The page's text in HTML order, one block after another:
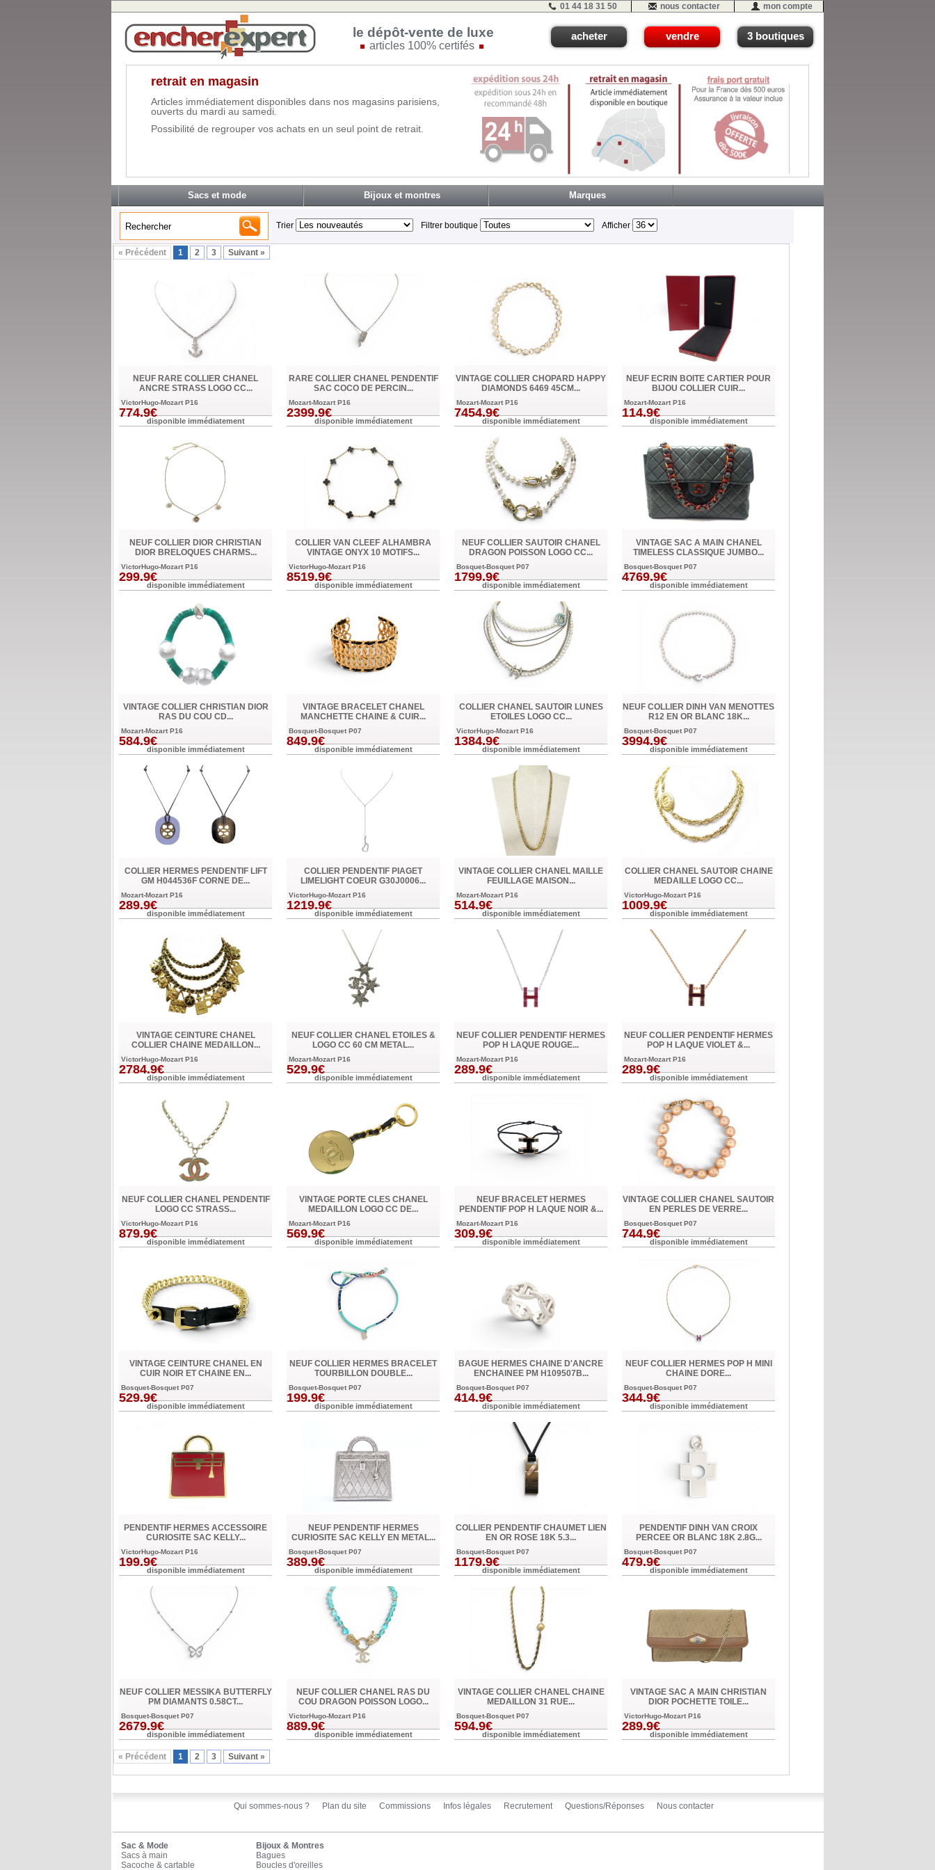
01 44 18 31 50 nous contacter mon compte
le dépôt-vente de luxe
articles 100% certifés
acheter vendre 3 boutiques
retrait en magasin
Articles immédiatement disponibles dans nos magasins parisiens,
ouverts du mardi au samedi.
Possibilité de regrouper vos achats en un seul point de retrait.
Sacs et mode Bijoux et montres Marques
Trier Filtrer boutique Afficher
« Précédent 1 2 3 Suivant »
NEUF RARE COLLIER CHANEL
ANCRE STRASS LOGO CC...
VictorHugo-Mozart P16
774.9€
disponible immédiatement
RARE COLLIER CHANEL PENDENTIF
SAC COCO DE PERCIN...
Mozart-Mozart P16
2399.9€
disponible immédiatement
VINTAGE COLLIER CHOPARD HAPPY
DIAMONDS 6469 45CM...
Mozart-Mozart P16
7454.9€
disponible immédiatement
NEUF ECRIN BOITE CARTIER POUR
BIJOU COLLIER CUIR...
Mozart-Mozart P16
114.9€
disponible immédiatement
NEUF COLLIER DIOR CHRISTIAN
DIOR BRELOQUES CHARMS...
VictorHugo-Mozart P16
299.9€
disponible immédiatement
COLLIER VAN CLEEF ALHAMBRA
VINTAGE ONYX 10 MOTIFS...
VictorHugo-Mozart P16
8519.9€
disponible immédiatement
NEUF COLLIER SAUTOIR CHANEL
DRAGON POISSON LOGO CC...
Bosquet-Bosquet P07
1799.9€
disponible immédiatement
VINTAGE SAC A MAIN CHANEL
TIMELESS CLASSIQUE JUMBO...
Bosquet-Bosquet P07
4769.9€
disponible immédiatement
VINTAGE COLLIER CHRISTIAN DIOR
RAS DU COU CD...
Mozart-Mozart P16
584.9€
disponible immédiatement
VINTAGE BRACELET CHANEL
MANCHETTE CHAINE & CUIR...
Bosquet-Bosquet P07
849.9€
disponible immédiatement
COLLIER CHANEL SAUTOIR LUNES
ETOILES LOGO CC...
VictorHugo-Mozart P16
1384.9€
disponible immédiatement
NEUF COLLIER DINH VAN MENOTTES
R12 EN OR BLANC 18K...
Bosquet-Bosquet P07
3994.9€
disponible immédiatement
COLLIER HERMES PENDENTIF LIFT
GM H044536F CORNE DE...
Mozart-Mozart P16
289.9€
disponible immédiatement
COLLIER PENDENTIF PIAGET
LIMELIGHT COEUR G30J0006...
VictorHugo-Mozart P16
1219.9€
disponible immédiatement
VINTAGE COLLIER CHANEL MAILLE
FEUILLAGE MAISON...
Mozart-Mozart P16
514.9€
disponible immédiatement
COLLIER CHANEL SAUTOIR CHAINE
MEDAILLE LOGO CC...
VictorHugo-Mozart P16
1009.9€
disponible immédiatement
VINTAGE CEINTURE CHANEL
COLLIER CHAINE MEDAILLON...
VictorHugo-Mozart P16
2784.9€
disponible immédiatement
NEUF COLLIER CHANEL ETOILES &
LOGO CC 60 CM METAL...
Mozart-Mozart P16
529.9€
disponible immédiatement
NEUF COLLIER PENDENTIF HERMES
POP H LAQUE ROUGE...
Mozart-Mozart P16
289.9€
disponible immédiatement
NEUF COLLIER PENDENTIF HERMES
POP H LAQUE VIOLET &...
Mozart-Mozart P16
289.9€
disponible immédiatement
NEUF COLLIER CHANEL PENDENTIF
LOGO CC STRASS...
VictorHugo-Mozart P16
879.9€
disponible immédiatement
VINTAGE PORTE CLES CHANEL
MEDAILLON LOGO CC DE...
Mozart-Mozart P16
569.9€
disponible immédiatement
NEUF BRACELET HERMES
PENDENTIF POP H LAQUE NOIR &...
Mozart-Mozart P16
309.9€
disponible immédiatement
VINTAGE COLLIER CHANEL SAUTOIR
EN PERLES DE VERRE...
Bosquet-Bosquet P07
744.9€
disponible immédiatement
VINTAGE CEINTURE CHANEL EN
CUIR NOIR ET CHAINE EN...
Bosquet-Bosquet P07
529.9€
disponible immédiatement
NEUF COLLIER HERMES BRACELET
TOURBILLON DOUBLE...
Bosquet-Bosquet P07
199.9€
disponible immédiatement
BAGUE HERMES CHAINE D'ANCRE
ENCHAINEE PM H109507B...
Bosquet-Bosquet P07
414.9€
disponible immédiatement
NEUF COLLIER HERMES POP H MINI
CHAINE DORE...
Bosquet-Bosquet P07
344.9€
disponible immédiatement
PENDENTIF HERMES ACCESSOIRE
CURIOSITE SAC KELLY...
VictorHugo-Mozart P16
199.9€
disponible immédiatement
NEUF PENDENTIF HERMES
CURIOSITE SAC KELLY EN METAL...
Bosquet-Bosquet P07
389.9€
disponible immédiatement
COLLIER PENDENTIF CHAUMET LIEN
EN OR ROSE 18K 5.3...
Bosquet-Bosquet P07
1179.9€
disponible immédiatement
PENDENTIF DINH VAN CROIX
PERCEE OR BLANC 18K 2.8G...
Bosquet-Bosquet P07
479.9€
disponible immédiatement
NEUF COLLIER MESSIKA BUTTERFLY
PM DIAMANTS 0.58CT...
Bosquet-Bosquet P07
2679.9€
disponible immédiatement
NEUF COLLIER CHANEL RAS DU
COU DRAGON POISSON LOGO...
VictorHugo-Mozart P16
889.9€
disponible immédiatement
VINTAGE COLLIER CHANEL CHAINE
MEDAILLON 31 RUE...
Bosquet-Bosquet P07
594.9€
disponible immédiatement
VINTAGE SAC A MAIN CHRISTIAN
DIOR POCHETTE TOILE...
VictorHugo-Mozart P16
289.9€
disponible immédiatement
« Précédent 1 2 3 Suivant »
Qui sommes-nous ? Plan du site Commissions Infos légales Recrutement Questions/Réponses Nous contacter
Sac & Mode
Sacs à main
Sacoche & cartable
Bijoux & Montres
Bagues
Boucles d'oreilles